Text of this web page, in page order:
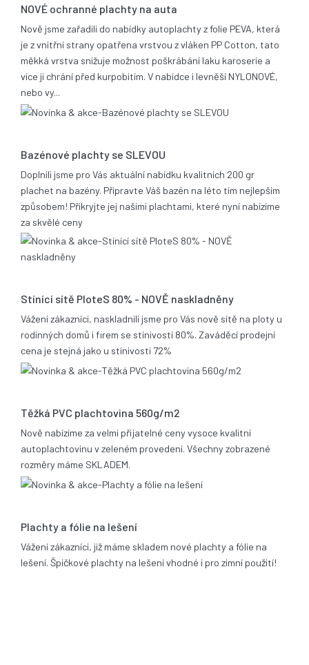
NOVÉ ochranné plachty na auta
Nově jsme zařadili do nabídky autoplachty z folie PEVA, která
je z vnitřní strany opatřena vrstvou z vláken PP Cotton, tato
měkká vrstva snižuje možnost poškrábání laku karoserie a
více ji chrání před kurpobitím. V nabídce i levněší NYLONOVÉ,
nebo vy...
Bazénové plachty se SLEVOU
Doplnili jsme pro Vás aktuální nabídku kvalitních 200 gr
plachet na bazény. Připravte Váš bazén na léto tím nejlepším
způsobem! Přikryjte jej našimi plachtami, které nyní nabízíme
za skvělé ceny
Stínící sítě PloteS 80% - NOVĚ naskladněny
Vážení zákazníci, naskladnili jsme pro Vás nově sítě na ploty u
rodinných domů i firem se stínivostí 80%. Zaváděcí prodejní
cena je stejná jako u stínivosti 72%
Těžká PVC plachtovina 560g/m2
Nově nabízíme za velmi přijatelné ceny vysoce kvalitní
autoplachtovinu v zeleném provedení. Všechny zobrazené
rozměry máme SKLADEM.
Plachty a fólie na lešení
Vážení zákazníci, již máme skladem nové plachty a fólie na
lešení. Špičkové plachty na lešení vhodné i pro zimní použití!